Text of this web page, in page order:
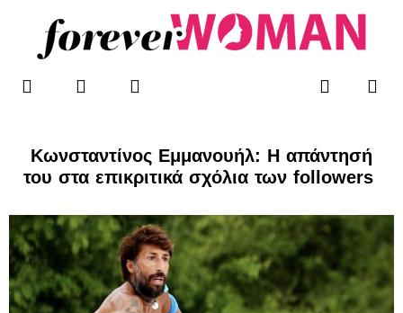
περιεχόμενο
F
a
b
o
o
-
f
T
w
t
e
r
I
n
a
g
r
m
Search
Κωνσταντίνος Εμμανουήλ: Η απάντησή
του στα επικριτικά σχόλια των followers